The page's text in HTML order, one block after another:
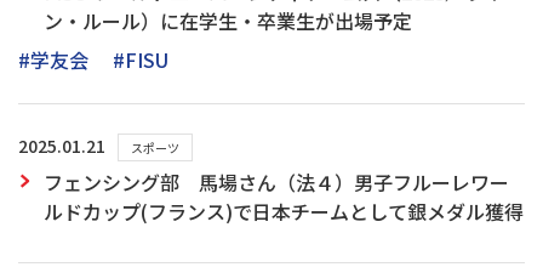
ン・ルール）に在学生・卒業生が出場予定
#学友会
#FISU
2025.01.21 スポーツ
フェンシング部 馬場さん（法４）男子フルーレワー
ルドカップ(フランス)で日本チームとして銀メダル獲得